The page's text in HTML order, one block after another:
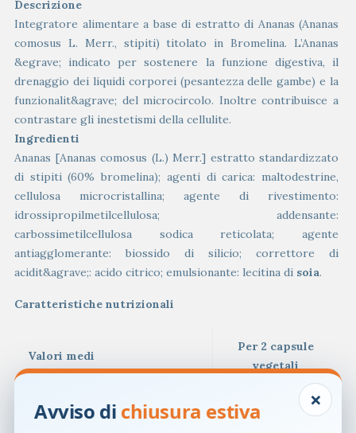
Descrizione
Integratore alimentare a base di estratto di Ananas (Ananas
comosus L. Merr., stipiti) titolato in Bromelina. L’Ananas
&egrave; indicato per sostenere la funzione digestiva, il
drenaggio dei liquidi corporei (pesantezza delle gambe) e la
funzionalit&agrave; del microcircolo. Inoltre contribuisce a
contrastare gli inestetismi della cellulite.
Ingredienti
Ananas [Ananas comosus (L.) Merr.] estratto standardizzato
di stipiti (60% bromelina); agenti di carica: maltodestrine,
cellulosa microcristallina; agente di rivestimento:
idrossipropilmetilcellulosa; addensante:
carbossimetilcellulosa sodica reticolata; agente
antiagglomerante: biossido di silicio; correttore di
acidit&agrave;: acido citrico; emulsionante: lecitina di soia.
Caratteristiche nutrizionali
Valori medi
Per 2 capsule
vegetali
Ananas estratto standardizzato
di stipiti
500 mg
×
Avviso di chiusura estiva